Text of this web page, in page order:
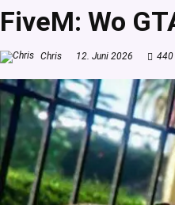
FiveM: Wo
Chris 12. Juni 2026 440